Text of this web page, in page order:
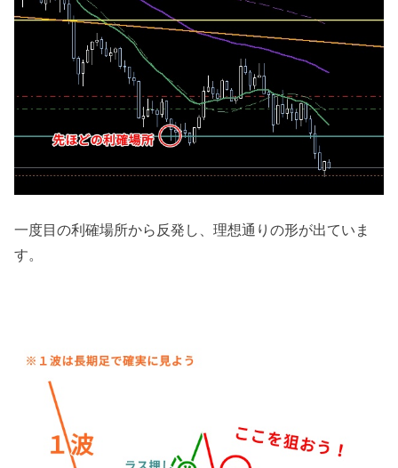
一度目の利確場所から反発し、理想通りの形が出ていま
す。